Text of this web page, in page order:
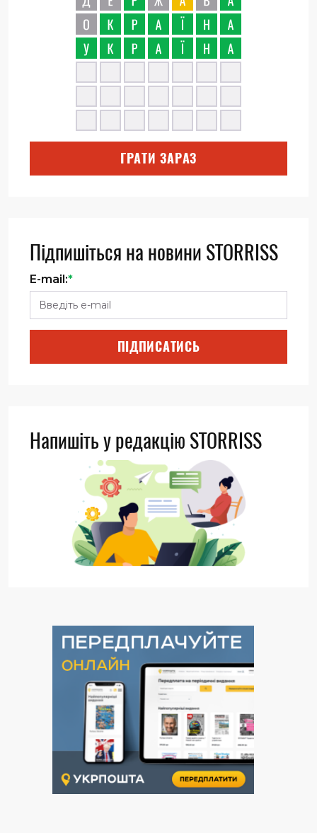
ГРАТИ ЗАРАЗ
Підпишіться на новини STORRISS
E-mail:*
ПІДПИСАТИСЬ
Напишіть у редакцію STORRISS